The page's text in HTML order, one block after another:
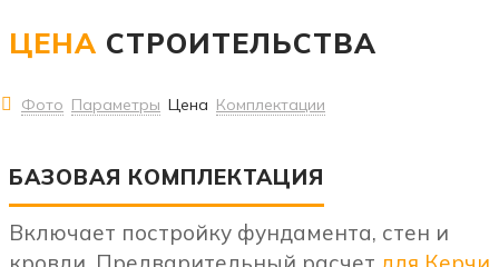
ЦЕНА СТРОИТЕЛЬСТВА
Фото Параметры Цена Комплектации
БАЗОВАЯ КОМПЛЕКТАЦИЯ
Включает постройку фундамента, стен и